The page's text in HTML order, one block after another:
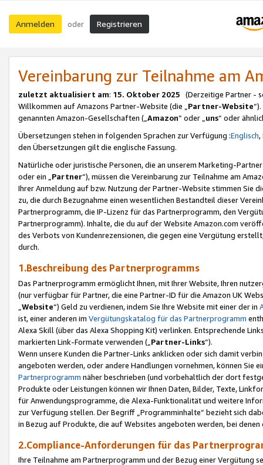
Anmelden oder Registrieren
Vereinbarung zur Teilnahme am
zuletzt aktualisiert am: 15. Oktober 2025 (Derzeitige Partner -
Willkommen auf Amazons Partner-Website (die „Partner-Website
genannten Amazon-Gesellschaften („Amazon“ oder „uns“ oder
Übersetzungen stehen in folgenden Sprachen zur Verfügung :Englisch,
den Übersetzungen gilt die englische Fassung.
Natürliche oder juristische Personen, die an unserem Marketing-
oder ein „Partner“), müssen die Vereinbarung zur Teilnahme am
Ihrer Anmeldung auf bzw. Nutzung der Partner-Website stimmen Sie
zu, die durch Bezugnahme einen wesentlichen Bestandteil dieser
Partnerprogramm, die IP-Lizenz für das Partnerprogramm, den
Partnerprogramm). Inhalte, die du auf der Website Amazon.com
des Verbots von Kundenrezensionen, die gegen eine Vergütung
durch.
1.Beschreibung des Partnerprogramms
Das Partnerprogramm ermöglicht Ihnen, mit Ihrer Website, Ihren
(nur verfügbar für Partner, die eine Partner-ID für die Amazon UK
Website“) Geld zu verdienen, indem Sie Ihre Website mit einer der in
ist, einer anderen im Vergütungskatalog für das Partnerprogramm
Alexa Skill (über das Alexa Shopping Kit) verlinken. Entsprechende
markierten Link-Formate verwenden („ Partner-Links“).
Wenn unsere Kunden die Partner-Links anklicken oder sich damit
angeboten werden, oder andere Handlungen vornehmen, können Sie
Partnerprogramm näher beschrieben (und vorbehaltlich der dort
Produkte oder Leistungen können wir Ihnen Daten, Bilder, Texte,
für Anwendungsprogramme, die Alexa-Funktionalität und weitere
zur Verfügung stellen. Der Begriff „Programminhalte“ bezieht sich
in Bezug auf Produkte, die auf Websites angeboten werden, bei
2.Compliance-Anforderungen für das
Ihre Teilnahme am Partnerprogramm und der Bezug einer Vergütung